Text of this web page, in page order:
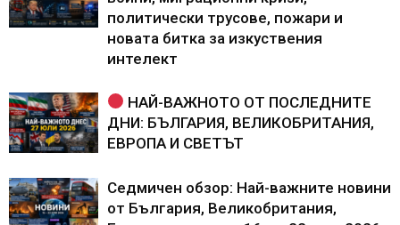
политически трусове, пожари и
новата битка за изкуствения
интелект
НАЙ-ВАЖНОТО ОТ ПОСЛЕДНИТЕ
ДНИ: БЪЛГАРИЯ, ВЕЛИКОБРИТАНИЯ,
ЕВРОПА И СВЕТЪТ
Седмичен обзор: Най-важните новини
от България, Великобритания,